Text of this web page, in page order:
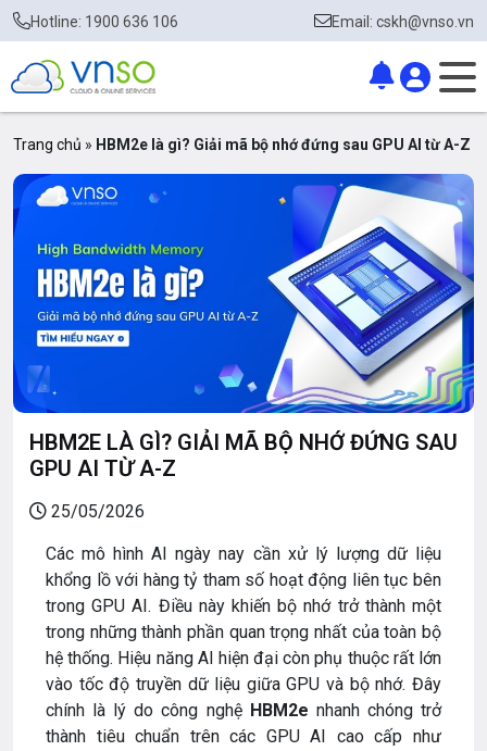
Hotline: 1900 636 106 Email: cskh@vnso.vn
Trang chủ » HBM2e là gì? Giải mã bộ nhớ đứng sau GPU AI từ A-Z
HBM2E LÀ GÌ? GIẢI MÃ BỘ NHỚ ĐỨNG SAU
GPU AI TỪ A-Z
25/05/2026
Các mô hình AI ngày nay cần xử lý lượng dữ liệu
khổng lồ với hàng tỷ tham số hoạt động liên tục bên
trong GPU AI. Điều này khiến bộ nhớ trở thành một
trong những thành phần quan trọng nhất của toàn bộ
hệ thống. Hiệu năng AI hiện đại còn phụ thuộc rất lớn
vào tốc độ truyền dữ liệu giữa GPU và bộ nhớ. Đây
chính là lý do công nghệ HBM2e nhanh chóng trở
thành tiêu chuẩn trên các GPU AI cao cấp như